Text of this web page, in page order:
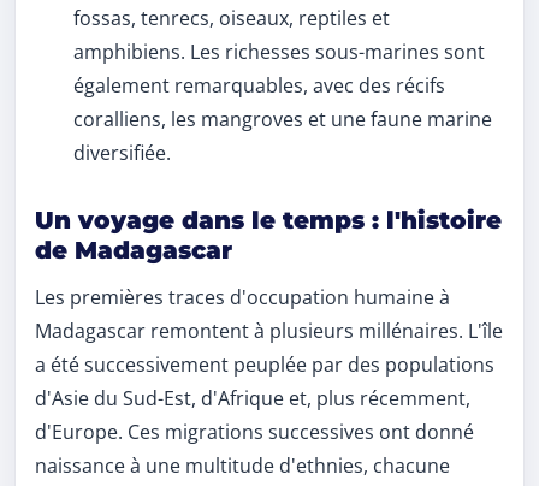
fossas, tenrecs, oiseaux, reptiles et
amphibiens. Les richesses sous-marines sont
également remarquables, avec des récifs
coralliens, les mangroves et une faune marine
diversifiée.
Un voyage dans le temps : l'histoire
de Madagascar
Les premières traces d'occupation humaine à
Madagascar remontent à plusieurs millénaires. L'île
a été successivement peuplée par des populations
d'Asie du Sud-Est, d'Afrique et, plus récemment,
d'Europe. Ces migrations successives ont donné
naissance à une multitude d'ethnies, chacune